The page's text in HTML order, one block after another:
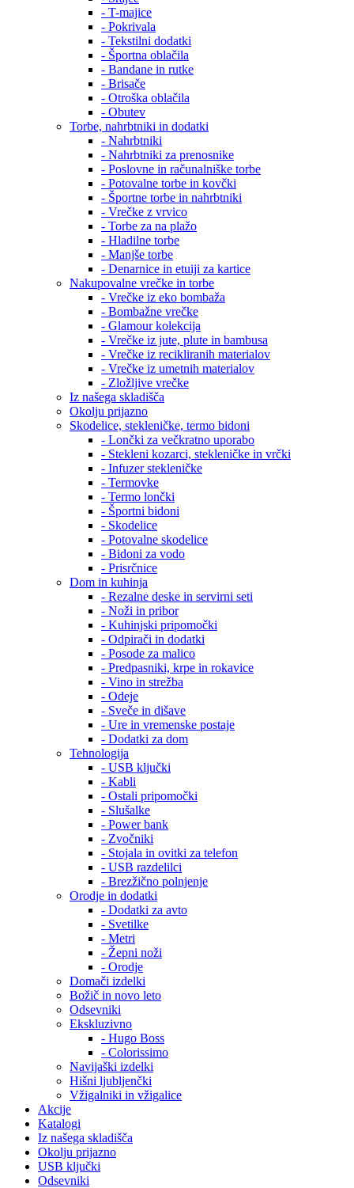
- T-majice
- Pokrivala
- Tekstilni dodatki
- Športna oblačila
- Bandane in rutke
- Brisače
- Otroška oblačila
- Obutev
Torbe, nahrbtniki in dodatki
- Nahrbtniki
- Nahrbtniki za prenosnike
- Poslovne in računalniške torbe
- Potovalne torbe in kovčki
- Športne torbe in nahrbtniki
- Vrečke z vrvico
- Torbe za na plažo
- Hladilne torbe
- Manjše torbe
- Denarnice in etuiji za kartice
Nakupovalne vrečke in torbe
- Vrečke iz eko bombaža
- Bombažne vrečke
- Glamour kolekcija
- Vrečke iz jute, plute in bambusa
- Vrečke iz recikliranih materialov
- Vrečke iz umetnih materialov
- Zložljive vrečke
Iz našega skladišča
Okolju prijazno
Skodelice, stekleničke, termo bidoni
- Lončki za večkratno uporabo
- Stekleni kozarci, stekleničke in vrčki
- Infuzer stekleničke
- Termovke
- Termo lončki
- Športni bidoni
- Skodelice
- Potovalne skodelice
- Bidoni za vodo
- Prisrčnice
Dom in kuhinja
- Rezalne deske in servirni seti
- Noži in pribor
- Kuhinjski pripomočki
- Odpirači in dodatki
- Posode za malico
- Predpasniki, krpe in rokavice
- Vino in strežba
- Odeje
- Sveče in dišave
- Ure in vremenske postaje
- Dodatki za dom
Tehnologija
- USB ključki
- Kabli
- Ostali pripomočki
- Slušalke
- Power bank
- Zvočniki
- Stojala in ovitki za telefon
- USB razdelilci
- Brezžično polnjenje
Orodje in dodatki
- Dodatki za avto
- Svetilke
- Metri
- Žepni noži
- Orodje
Domači izdelki
Božič in novo leto
Odsevniki
Ekskluzivno
- Hugo Boss
- Colorissimo
Navijaški izdelki
Hišni ljubljenčki
Vžigalniki in vžigalice
Akcije
Katalogi
Iz našega skladišča
Okolju prijazno
USB ključki
Odsevniki